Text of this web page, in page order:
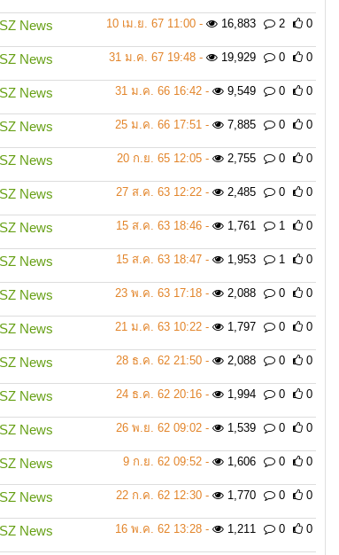
SZ News 10 เม.ย. 67 11:00 - 16,883 2 0
SZ News 31 ม.ค. 67 19:48 - 19,929 0 0
SZ News 31 ม.ค. 66 16:42 - 9,549 0 0
SZ News 25 ม.ค. 66 17:51 - 7,885 0 0
SZ News 20 ก.ย. 65 12:05 - 2,755 0 0
SZ News 27 ส.ค. 63 12:22 - 2,485 0 0
SZ News 15 ส.ค. 63 18:46 - 1,761 1 0
SZ News 15 ส.ค. 63 18:47 - 1,953 1 0
SZ News 23 พ.ค. 63 17:18 - 2,088 0 0
SZ News 21 ม.ค. 63 10:22 - 1,797 0 0
SZ News 28 ธ.ค. 62 21:50 - 2,088 0 0
SZ News 24 ธ.ค. 62 20:16 - 1,994 0 0
SZ News 26 พ.ย. 62 09:02 - 1,539 0 0
SZ News 9 ก.ย. 62 09:52 - 1,606 0 0
SZ News 22 ก.ค. 62 12:30 - 1,770 0 0
SZ News 16 พ.ค. 62 13:28 - 1,211 0 0